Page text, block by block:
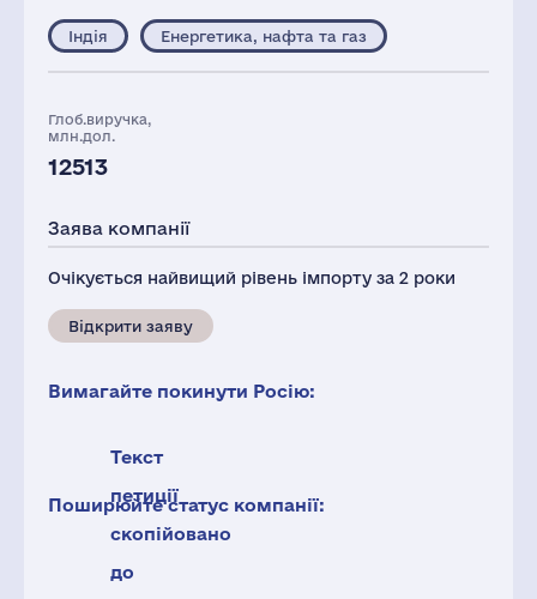
Індія Енергетика, нафта та газ
Глоб.виручка,
млн.дол.
12513
Заява компанії
Очікується найвищий рівень імпорту за 2 роки
Відкрити заяву
Вимагайте покинути Росію:
Текст
петиції
скопійовано
до
Поширюйте статус компанії: